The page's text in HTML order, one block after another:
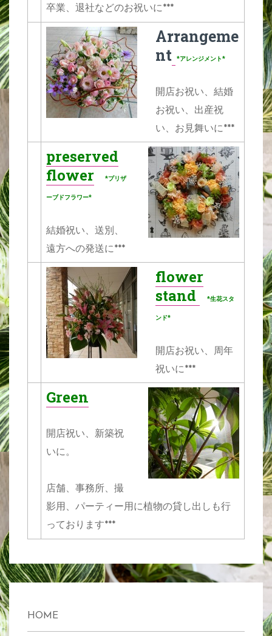
卒業、退社などのお祝いに***
Arrangeme
nt
*アレンジメント*
開店お祝い、結婚
お祝い、出産祝
い、お見舞いに***
preserved
flower
*プリザ
ーブドフラワー*
結婚祝い、送別、
遠方への発送に***
flower
stand
*生花スタ
ンド*
開店お祝い、周年
祝いに***
Green
開店祝い、新築祝
いに。
店舗、事務所、撮
影用、パーティー用に植物の貸し出しも行
っております***
HOME